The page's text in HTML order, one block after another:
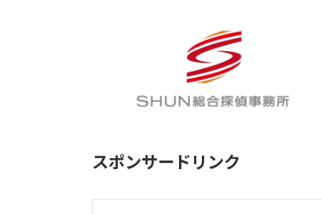
スポンサードリンク